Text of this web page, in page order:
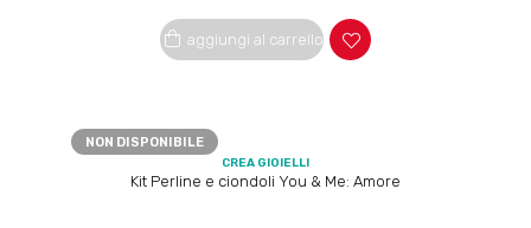
aggiungi al carrello
NON DISPONIBILE
CREA GIOIELLI
Kit Perline e ciondoli You & Me: Amore